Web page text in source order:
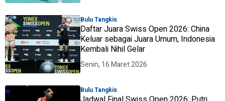
Bulu Tangkis
Daftar Juara Swiss Open 2026: China
Keluar sebagai Juara Umum, Indonesia
Kembali Nihil Gelar
Senin, 16 Maret 2026
Bulu Tangkis